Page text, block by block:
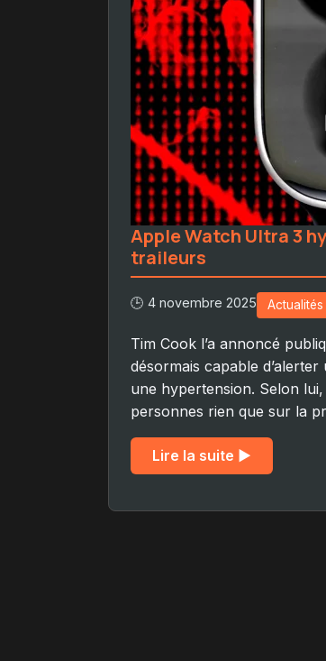
Apple Watch Ultra 3
traileurs
🕒 4 novembre 2025 Actualités
Tim Cook l’a annoncé
désormais capable
une hypertension. Selon
personnes rien que sur la
Lire la suite ▶︎